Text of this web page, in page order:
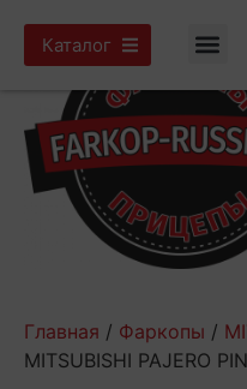
Каталог
Главная / Фаркопы /
MITSUBISHI PAJERO